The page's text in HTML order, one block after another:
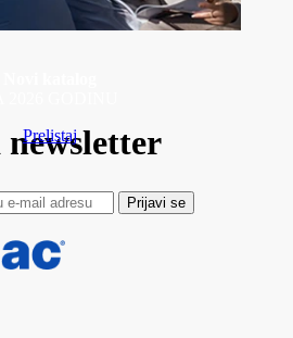
Prelistaj
Prijavi se